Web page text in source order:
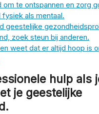
om te ontspannen en zorg
als mentaal.
geestelijke
zoek steun bij anderen.
weet dat er altijd hoop is
hulp als
je geestelijke